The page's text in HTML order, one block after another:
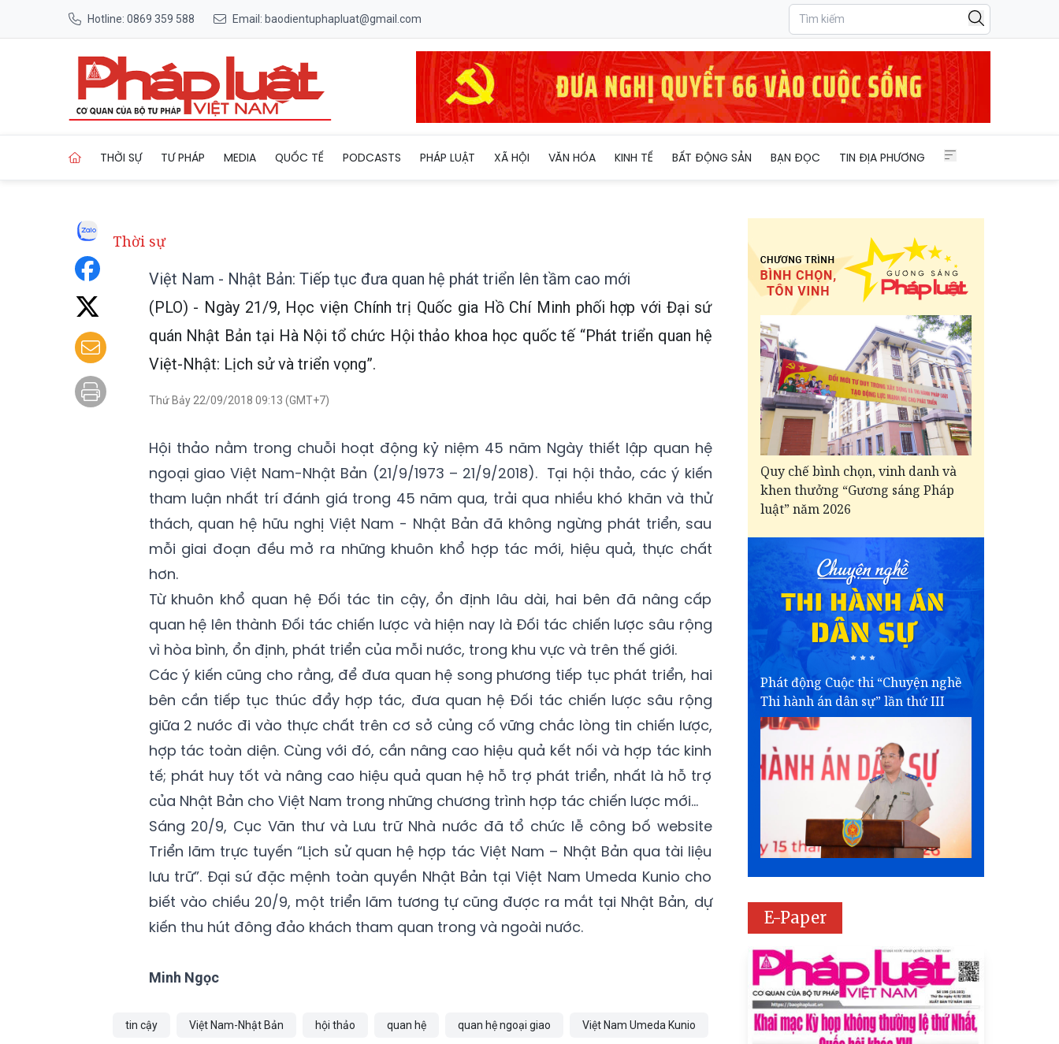
Hotline: 0869 359 588 Email: baodientuphapluat@gmail.com
THỜI SỰ TƯ PHÁP MEDIA QUỐC TẾ PODCASTS PHÁP LUẬT XÃ HỘI VĂN HÓA KINH TẾ BẤT ĐỘNG SẢN BẠN ĐỌC TIN ĐỊA PHƯƠNG
Thời sự
Việt Nam - Nhật Bản: Tiếp tục đưa quan hệ phát triển lên tầm cao mới
(PLO) - Ngày 21/9, Học viện Chính trị Quốc gia Hồ Chí Minh phối hợp với Đại sứ
quán Nhật Bản tại Hà Nội tổ chức Hội thảo khoa học quốc tế “Phát triển quan hệ
Việt-Nhật: Lịch sử và triển vọng”.
Thứ Bảy 22/09/2018 09:13 (GMT+7)
Hội thảo nằm trong chuỗi hoạt động kỷ niệm 45 năm Ngày thiết lập quan hệ
ngoại giao Việt Nam-Nhật Bản (21/9/1973 – 21/9/2018). Tại hội thảo, các ý kiến
tham luận nhất trí đánh giá trong 45 năm qua, trải qua nhiều khó khăn và thử
thách, quan hệ hữu nghị Việt Nam - Nhật Bản đã không ngừng phát triển, sau
mỗi giai đoạn đều mở ra những khuôn khổ hợp tác mới, hiệu quả, thực chất
hơn.
Từ khuôn khổ quan hệ Đối tác tin cậy, ổn định lâu dài, hai bên đã nâng cấp
quan hệ lên thành Đối tác chiến lược và hiện nay là Đối tác chiến lược sâu rộng
vì hòa bình, ổn định, phát triển của mỗi nước, trong khu vực và trên thế giới.
Các ý kiến cũng cho rằng, để đưa quan hệ song phương tiếp tục phát triển, hai
bên cần tiếp tục thúc đẩy hợp tác, đưa quan hệ Đối tác chiến lược sâu rộng
giữa 2 nước đi vào thực chất trên cơ sở củng cố vững chắc lòng tin chiến lược,
hợp tác toàn diện. Cùng với đó, cần nâng cao hiệu quả kết nối và hợp tác kinh
tế; phát huy tốt và nâng cao hiệu quả quan hệ hỗ trợ phát triển, nhất là hỗ trợ
của Nhật Bản cho Việt Nam trong những chương trình hợp tác chiến lược mới...
Sáng 20/9, Cục Văn thư và Lưu trữ Nhà nước đã tổ chức lễ công bố website
Triển lãm trực tuyến “Lịch sử quan hệ hợp tác Việt Nam – Nhật Bản qua tài liệu
lưu trữ”. Đại sứ đặc mệnh toàn quyền Nhật Bản tại Việt Nam Umeda Kunio cho
biết vào chiều 20/9, một triển lãm tương tự cũng được ra mắt tại Nhật Bản, dự
kiến thu hút đông đảo khách tham quan trong và ngoài nước.
Minh Ngọc
tin cậy Việt Nam-Nhật Bản hội thảo quan hệ quan hệ ngoại giao Việt Nam Umeda Kunio
Quy chế bình chọn, vinh danh và
khen thưởng “Gương sáng Pháp
luật” năm 2026
Phát động Cuộc thi “Chuyện nghề
Thi hành án dân sự” lần thứ III
E-Paper